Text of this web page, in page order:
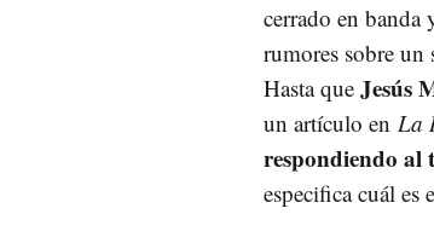
cerrado en banda
rumores sobre un
Hasta que Jesús
un artículo en La
respondiendo al
especifica cuál es